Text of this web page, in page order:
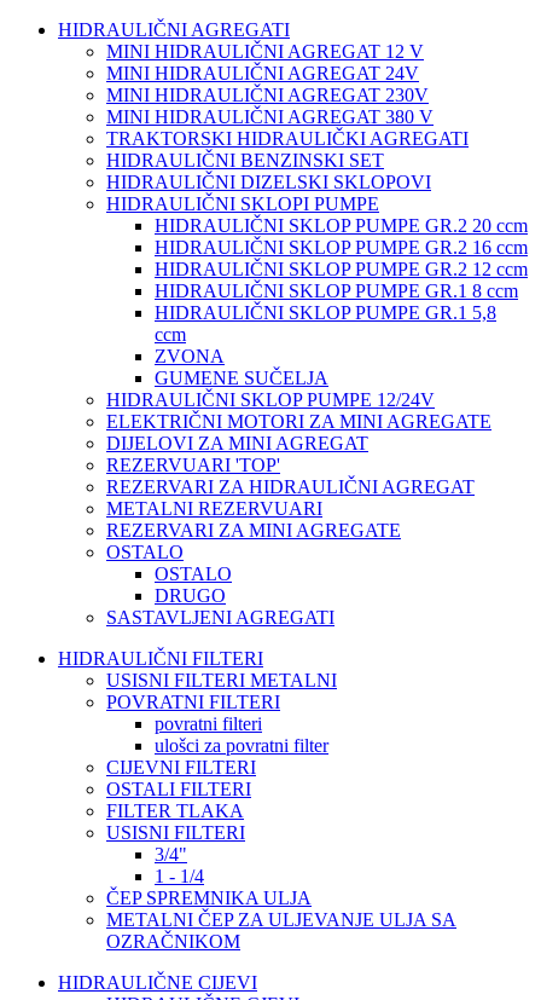
HIDRAULIČNI AGREGATI
MINI HIDRAULIČNI AGREGAT 12 V
MINI HIDRAULIČNI AGREGAT 24V
MINI HIDRAULIČNI AGREGAT 230V
MINI HIDRAULIČNI AGREGAT 380 V
TRAKTORSKI HIDRAULIČKI AGREGATI
HIDRAULIČNI BENZINSKI SET
HIDRAULIČNI DIZELSKI SKLOPOVI
HIDRAULIČNI SKLOPI PUMPE
HIDRAULIČNI SKLOP PUMPE GR.2 20 ccm
HIDRAULIČNI SKLOP PUMPE GR.2 16 ccm
HIDRAULIČNI SKLOP PUMPE GR.2 12 ccm
HIDRAULIČNI SKLOP PUMPE GR.1 8 ccm
HIDRAULIČNI SKLOP PUMPE GR.1 5,8
ccm
ZVONA
GUMENE SUČELJA
HIDRAULIČNI SKLOP PUMPE 12/24V
ELEKTRIČNI MOTORI ZA MINI AGREGATE
DIJELOVI ZA MINI AGREGAT
REZERVUARI 'TOP'
REZERVARI ZA HIDRAULIČNI AGREGAT
METALNI REZERVUARI
REZERVARI ZA MINI AGREGATE
OSTALO
OSTALO
DRUGO
SASTAVLJENI AGREGATI
HIDRAULIČNI FILTERI
USISNI FILTERI METALNI
POVRATNI FILTERI
povratni filteri
ulošci za povratni filter
CIJEVNI FILTERI
OSTALI FILTERI
FILTER TLAKA
USISNI FILTERI
3/4"
1 - 1/4
ČEP SPREMNIKA ULJA
METALNI ČEP ZA ULJEVANJE ULJA SA
OZRAČNIKOM
HIDRAULIČNE CIJEVI